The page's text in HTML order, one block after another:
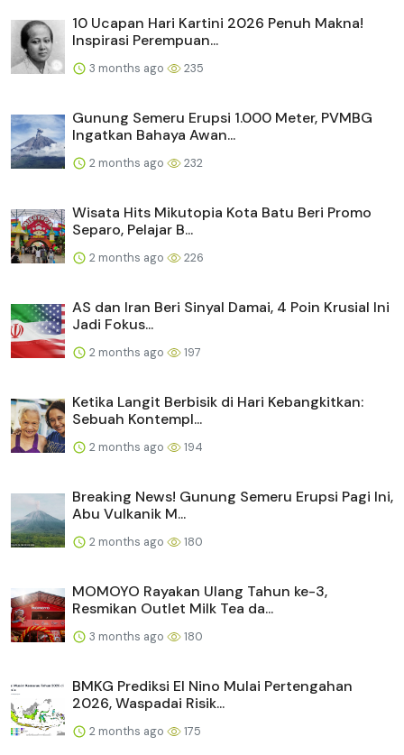
10 Ucapan Hari Kartini 2026 Penuh Makna!
Inspirasi Perempuan...
3 months ago 235
Gunung Semeru Erupsi 1.000 Meter, PVMBG
Ingatkan Bahaya Awan...
2 months ago 232
Wisata Hits Mikutopia Kota Batu Beri Promo
Separo, Pelajar B...
2 months ago 226
AS dan Iran Beri Sinyal Damai, 4 Poin Krusial Ini
Jadi Fokus...
2 months ago 197
Ketika Langit Berbisik di Hari Kebangkitkan:
Sebuah Kontempl...
2 months ago 194
Breaking News! Gunung Semeru Erupsi Pagi Ini,
Abu Vulkanik M...
2 months ago 180
MOMOYO Rayakan Ulang Tahun ke-3,
Resmikan Outlet Milk Tea da...
3 months ago 180
BMKG Prediksi El Nino Mulai Pertengahan
2026, Waspadai Risik...
2 months ago 175